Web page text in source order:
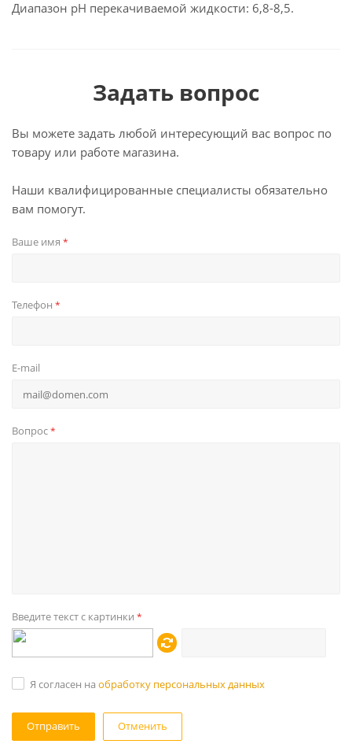
Диапазон рН перекачиваемой жидкости: 6,8-8,5.
Задать вопрос
Вы можете задать любой интересующий вас вопрос по
товару или работе магазина.
Наши квалифицированные специалисты обязательно
вам помогут.
Ваше имя *
Телефон *
E-mail
Вопрос*
Введите текст с картинки *
Я согласен на обработку персональных данных
Отменить